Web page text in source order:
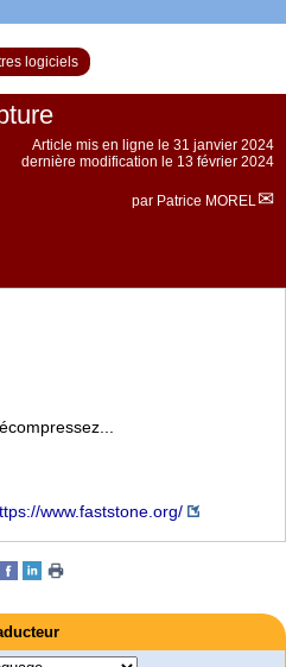
logiciels
Article mis en ligne le 31 janvier 2024
dernière modification le 13 février 2024
par Patrice MOREL
www.faststone.org/